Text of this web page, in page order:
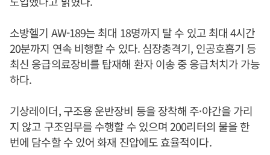
소방헬기 AW-189는 최대 18명까지 탈 수 있고 최대 4시간
20분까지 연속 비행할 수 있다. 심장충격기, 인공호흡기 등
최신 응급의료장비를 탑재해 환자 이송 중 응급처치가 가능
하다.
기상레이더, 구조용 운반장비 등을 장착해 주·야간을 가리
지 않고 구조임무를 수행할 수 있으며 200리터의 물을 한
번에 담수할 수 있어 화재 진압에도 효율적이다.